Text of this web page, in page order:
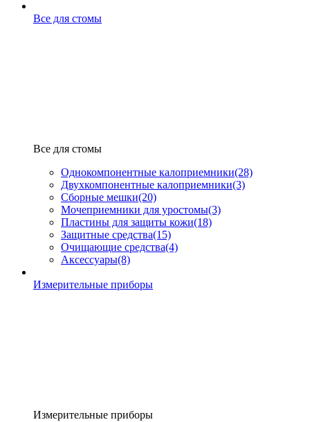
Все для стомы
Все для стомы
Однокомпонентные калоприемники(28)
Двухкомпонентные калоприемники(3)
Сборные мешки(20)
Мочеприемники для уростомы(3)
Пластины для защиты кожи(18)
Защитные средства(15)
Очищающие средства(4)
Аксессуары(8)
Измерительные приборы
Измерительные приборы